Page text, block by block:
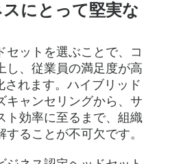
にとって堅実な
セットを選ぶことで、コ
し、従業員の満足度が高
されます。ハイブリッド
キャンセリングから、サ
ト効率に至るまで、組織
ることが不可欠です。